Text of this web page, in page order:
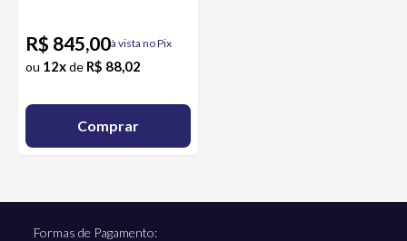
R$ 845,00à vista no Pix
ou 12xde R$ 88,02
Comprar
Formas de Pagamento: